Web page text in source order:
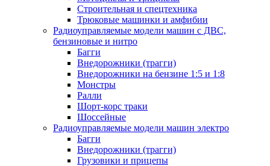
Строительная и спецтехника
Трюковые машинки и амфибии
Радиоуправляемые модели машин с ДВС,
бензиновые и нитро
Багги
Внедорожники (трагги)
Внедорожники на бензине 1:5 и 1:8
Монстры
Ралли
Шорт-корс траки
Шоссейные
Радиоуправляемые модели машин электро
Багги
Внедорожники (трагги)
Грузовики и прицепы